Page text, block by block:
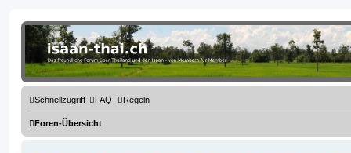
Thailand & Isaan Forum - isaan-thai.ch
Das freundliche Forum über Thailand und den Isaan - von Membern für Member
Schnellzugriff FAQ Regeln
Foren-Übersicht